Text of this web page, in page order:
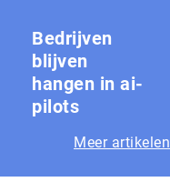
Bedrijven
blijven
hangen in ai-
pilots
Meer artikelen